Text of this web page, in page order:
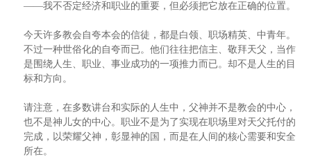
——我不否定经济和职业的重要，但必须把它放在正确的位置。
今天许多教会自夸本会的信徒，都是白领、职场精英、中青年。
不过一种世俗化的自夸而已。他们往往把信主、敬拜天父，当作
是围绕人生、职业、事业成功的一项推力而已。却不是人生的目
标和方向。
请注意，在多数讲台和实际的人生中，父神并不是教会的中心，
也不是神儿女的中心。职业不是为了实现在职场里对天父托付的
完成，以荣耀父神，彰显神的国，而是在人间的核心需要和安全
所在。